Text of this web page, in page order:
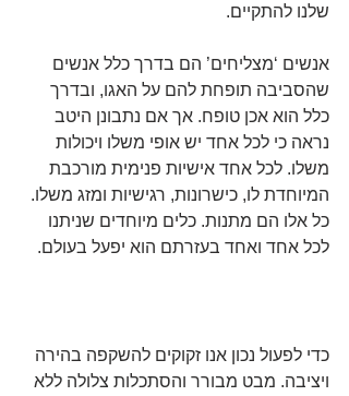
שלנו להתקיים.
אנשים ‘מצליחים’ הם בדרך כלל אנשים
שהסביבה תופחת להם על האגו, ובדרך
כלל הוא אכן טופח. אך אם נתבונן היטב
נראה כי לכל אחד יש אופי משלו ויכולות
משלו. לכל אחד אישיות פנימית מורכבת
המיוחדת לו, כישרונות, רגישיות ומזג משלו.
כל אלו הם מתנות. כלים מיוחדים שניתנו
לכל אחד ואחד בעזרתם הוא יפעל בעולם.
כדי לפעול נכון אנו זקוקים להשקפה בהירה
ויציבה. מבט מבורר והסתכלות צלולה ללא